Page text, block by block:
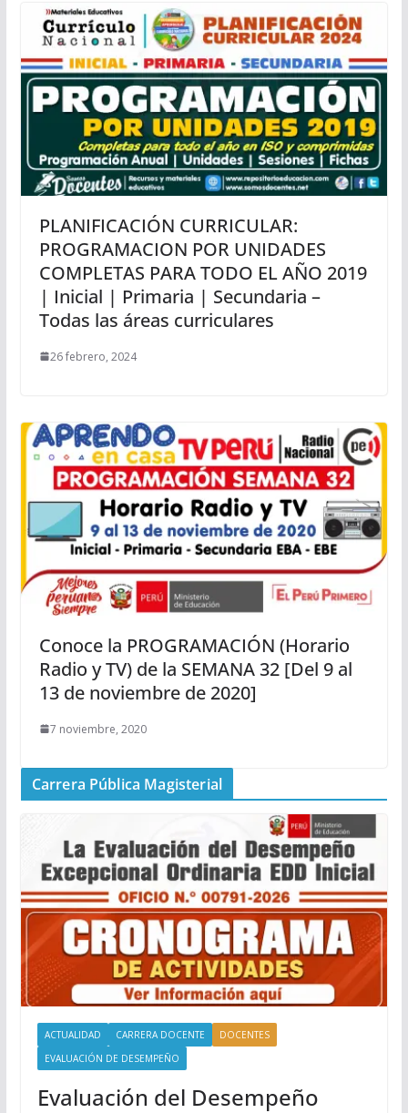
PLANIFICACIÓN CURRICULAR:
PROGRAMACION POR UNIDADES
COMPLETAS PARA TODO EL AÑO 2019
| Inicial | Primaria | Secundaria –
Todas las áreas curriculares
26 febrero, 2024
Conoce la PROGRAMACIÓN (Horario
Radio y TV) de la SEMANA 32 [Del 9 al
13 de noviembre de 2020]
7 noviembre, 2020
Carrera Pública Magisterial
ACTUALIDAD CARRERA DOCENTE
DOCENTES
EVALUACIÓN DE DESEMPEÑO
Evaluación del Desempeño